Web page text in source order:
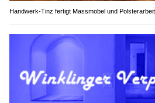
Handwerk-Tinz fertigt Massmöbel und